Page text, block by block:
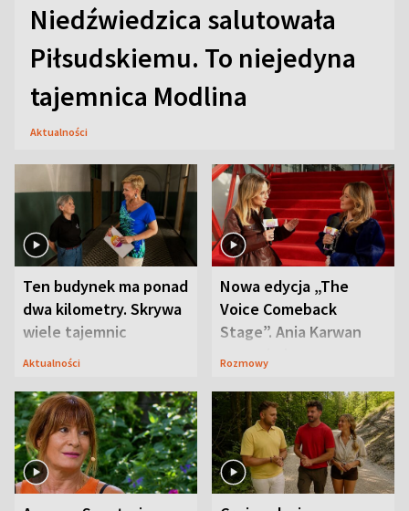
Niedźwiedzica salutowała
Piłsudskiemu. To niejedyna
tajemnica Modlina
Aktualności
Ten budynek ma ponad
dwa kilometry. Skrywa
wiele tajemnic
Aktualności
Nowa edycja „The
Voice Comeback
Stage”. Ania Karwan
zapowiada
Rozmowy